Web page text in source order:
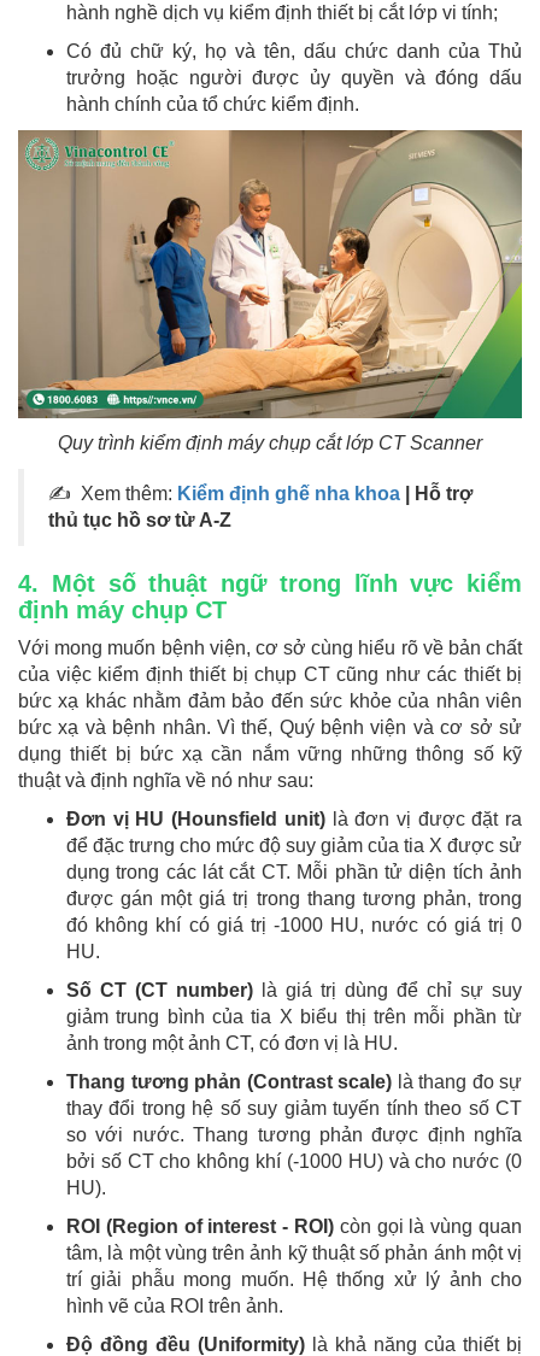
hành nghề dịch vụ kiểm định thiết bị cắt lớp vi tính;
Có đủ chữ ký, họ và tên, dấu chức danh của Thủ
trưởng hoặc người được ủy quyền và đóng dấu
hành chính của tổ chức kiểm định.
Quy trình kiểm định máy chụp cắt lớp CT Scanner
✍ Xem thêm: Kiểm định ghế nha khoa
| Hỗ trợ
thủ tục hồ sơ từ A-Z
4. Một số thuật ngữ trong lĩnh vực kiểm
định máy chụp CT
Với mong muốn bệnh viện, cơ sở cùng hiểu rõ về bản chất
của việc kiểm định thiết bị chụp CT cũng như các thiết bị
bức xạ khác nhằm đảm bảo đến sức khỏe của nhân viên
bức xạ và bệnh nhân. Vì thế, Quý bệnh viện và cơ sở sử
dụng thiết bị bức xạ cần nắm vững những thông số kỹ
thuật và định nghĩa về nó như sau:
Đơn vị HU (Hounsfield unit)là đơn vị được đặt ra
để đặc trưng cho mức độ suy giảm của tia X được sử
dụng trong các lát cắt CT. Mỗi phần tử diện tích ảnh
được gán một giá trị trong thang tương phản, trong
đó không khí có giá trị -1000 HU, nước có giá trị 0
HU.
Số CT (CT number) là giá trị dùng để chỉ sự suy
giảm trung bình của tia X biểu thị trên mỗi phần từ
ảnh trong một ảnh CT, có đơn vị là HU.
Thang tương phản (Contrast scale) là thang đo sự
thay đổi trong hệ số suy giảm tuyến tính theo số CT
so với nước. Thang tương phản được định nghĩa
bởi số CT cho không khí (-1000 HU) và cho nước (0
HU).
ROI (Region of interest - ROI) còn gọi là vùng quan
tâm, là một vùng trên ảnh kỹ thuật số phản ánh một vị
trí giải phẫu mong muốn. Hệ thống xử lý ảnh cho
hình vẽ của ROI trên ảnh.
Độ đồng đều (Uniformity) là khả năng của thiết bị